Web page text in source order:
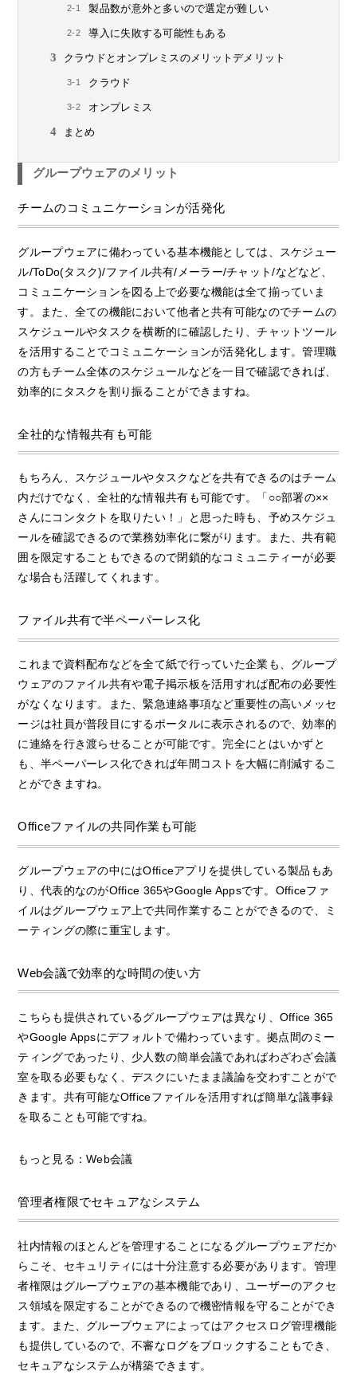
製品数が意外と多いので選定が難しい
導入に失敗する可能性もある
クラウドとオンプレミスのメリットデメリット
クラウド
オンプレミス
まとめ
グループウェアのメリット
チームのコミュニケーションが活発化
グループウェアに備わっている基本機能としては、スケジュー
ル/ToDo(タスク)/ファイル共有/メーラー/チャット/などなど、
コミュニケーションを図る上で必要な機能は全て揃っていま
す。また、全ての機能において他者と共有可能なのでチームの
スケジュールやタスクを横断的に確認したり、チャットツール
を活用することでコミュニケーションが活発化します。管理職
の方もチーム全体のスケジュールなどを一目で確認できれば、
効率的にタスクを割り振ることができますね。
全社的な情報共有も可能
もちろん、スケジュールやタスクなどを共有できるのはチーム
内だけでなく、全社的な情報共有も可能です。「○○部署の××
さんにコンタクトを取りたい！」と思った時も、予めスケジュ
ールを確認できるので業務効率化に繋がります。また、共有範
囲を限定することもできるので閉鎖的なコミュニティーが必要
な場合も活躍してくれます。
ファイル共有で半ペーパーレス化
これまで資料配布などを全て紙で行っていた企業も、グループ
ウェアのファイル共有や電子掲示板を活用すれば配布の必要性
がなくなります。また、緊急連絡事項など重要性の高いメッセ
ージは社員が普段目にするポータルに表示されるので、効率的
に連絡を行き渡らせることが可能です。完全にとはいかずと
も、半ペーパーレス化できれば年間コストを大幅に削減するこ
とができますね。
Officeファイルの共同作業も可能
グループウェアの中にはOfficeアプリを提供している製品もあ
り、代表的なのがOffice 365やGoogle Appsです。Officeファ
イルはグループウェア上で共同作業することができるので、ミ
ーティングの際に重宝します。
Web会議で効率的な時間の使い方
こちらも提供されているグループウェアは異なり、Office 365
やGoogle Appsにデフォルトで備わっています。拠点間のミー
ティングであったり、少人数の簡単会議であればわざわざ会議
室を取る必要もなく、デスクにいたまま議論を交わすことがで
きます。共有可能なOfficeファイルを活用すれば簡単な議事録
を取ることも可能ですね。
もっと見る：Web会議
管理者権限でセキュアなシステム
社内情報のほとんどを管理することになるグループウェアだか
らこそ、セキュリティには十分注意する必要があります。管理
者権限はグループウェアの基本機能であり、ユーザーのアクセ
ス領域を限定することができるので機密情報を守ることができ
ます。また、グループウェアによってはアクセスログ管理機能
も提供しているので、不審なログをブロックすることもでき、
セキュアなシステムが構築できます。